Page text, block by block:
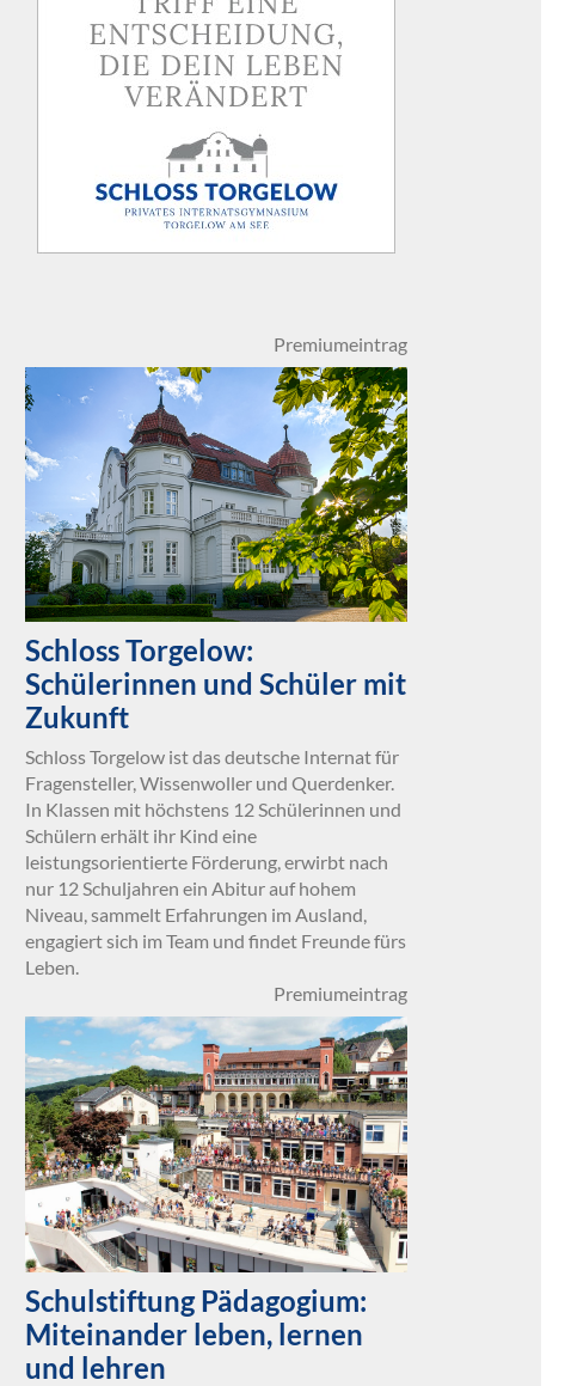
Premiumeintrag
Schloss Torgelow:
Schülerinnen und Schüler mit
Zukunft
Schloss Torgelow ist das deutsche Internat für
Fragensteller, Wissenwoller und Querdenker.
In Klassen mit höchstens 12 Schülerinnen und
Schülern erhält ihr Kind eine
leistungsorientierte Förderung, erwirbt nach
nur 12 Schuljahren ein Abitur auf hohem
Niveau, sammelt Erfahrungen im Ausland,
engagiert sich im Team und findet Freunde fürs
Leben.
Premiumeintrag
Schulstiftung Pädagogium:
Miteinander leben, lernen
und lehren